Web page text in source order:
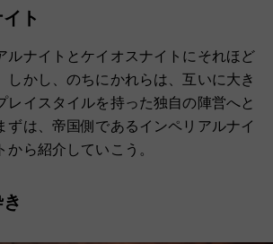
ト
ルナイトとケイオスナイトにそれほど
しかし、のちにかれらは、互いに大き
レイスタイルを持った独自の陣営へと
ずは、帝国側であるインペリアルナイ
から紹介していこう。